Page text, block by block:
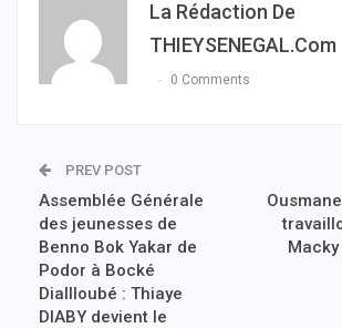
La Rédaction De
THIEYSENEGAL.com
0 Comments
PREV POST
Assemblée Générale
des jeunesses de
Benno Bok Yakar de
Podor à Bocké
Diallloubé : Thiaye
DIABY devient le